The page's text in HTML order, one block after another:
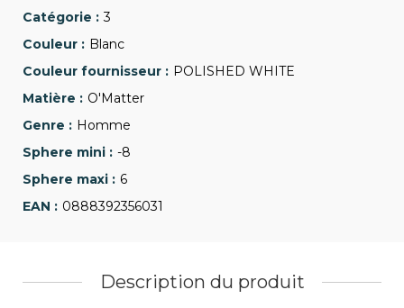
3
Blanc
POLISHED WHITE
O'Matter
Homme
-8
6
0888392356031
Description du produit